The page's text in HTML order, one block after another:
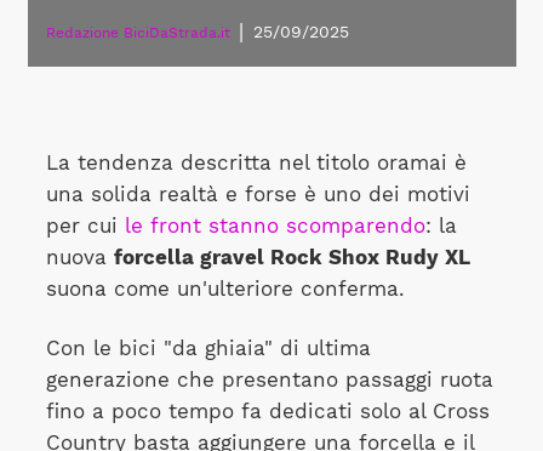
Redazione BiciDaStrada.it 25/09/2025
La tendenza descritta nel titolo oramai è
una solida realtà e forse è uno dei motivi
per cui le front stanno scomparendo: la
nuova forcella gravel Rock Shox Rudy XL
suona come un'ulteriore conferma.
Con le bici "da ghiaia" di ultima
generazione che presentano passaggi ruota
fino a poco tempo fa dedicati solo al Cross
Country basta aggiungere una forcella e il